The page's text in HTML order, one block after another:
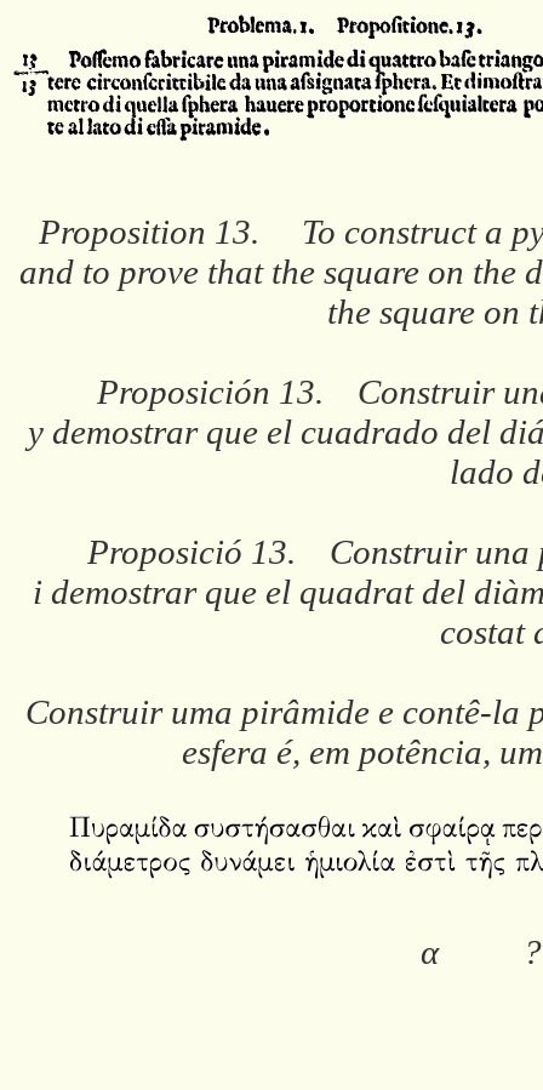
Proposition 13. To construct a
and to prove that the square on the
the square on
Proposición 13. Construir
y demostrar que el cuadrado del
lado
Proposició 13. Construir una
i demostrar que el quadrat del
costat
Construir uma pirâmide e contê-la
esfera é, em potência,
α ?